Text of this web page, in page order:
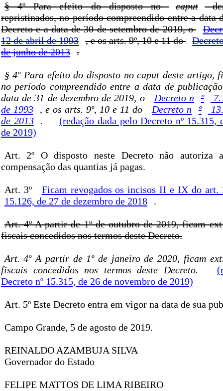
§ 4º Para efeito do disposto no caput
repristinados, no período compreendido entre a data
Decreto e a data de 30 de setembro de 2019, o
12 de abril de 1993
, e os arts. 9º, 10 e 11 do
de junho de 2013
.
§ 4º Para efeito do disposto no caput deste artigo,
no período compreendido entre a data de
data de 31 de dezembro de 2019, o
Decreto n º
de 1993
, e os arts. 9º, 10 e 11 do Decreto n º
de 2013
.
(redação dada pelo Decreto nº 15.315,
de 2019)
Art. 2º O disposto neste Decreto não autoriza
compensação das quantias já pagas.
Art. 3º
Ficam revogados os incisos II e IX do art.
15.126, de 27 de dezembro de 2018
.
Art. 4º A partir de 1º de outubro de 2019, ficam
fiscais concedidos nos termos deste Decreto.
Art. 4º A partir de 1º de janeiro de 2020, ficam
fiscais concedidos nos termos deste Decreto.
Decreto nº 15.315, de 26 de novembro de 2019)
Art. 5º Este Decreto entra em vigor na data de sua
Campo Grande, 5 de agosto de 2019.
REINALDO AZAMBUJA SILVA
Governador do Estado
FELIPE MATTOS DE LIMA RIBEIRO